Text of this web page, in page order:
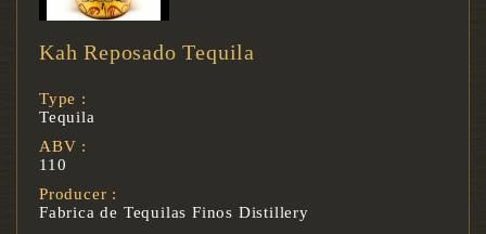
Kah Reposado Tequila
Type :
Tequila
ABV :
110
Producer :
Fabrica de Tequilas Finos Distillery